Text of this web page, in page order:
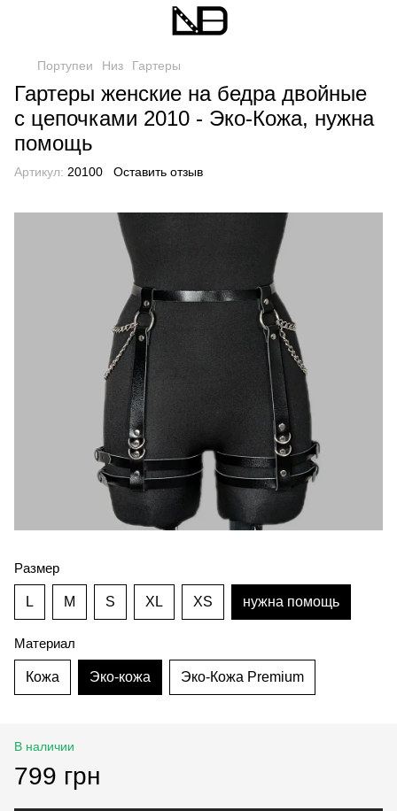
Портупеи Низ Гартеры
Гартеры женские на бедра двойные
с цепочками 2010 - Эко-Кожа, нужна
помощь
Артикул: 20100 Оставить отзыв
Размер
L M S XL XS нужна помощь
Материал
Кожа Эко-кожа Эко-Кожа Premium
В наличии
799 грн